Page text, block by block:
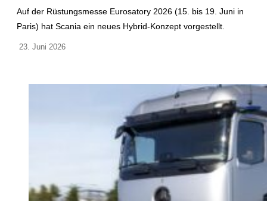
Auf der Rüstungsmesse Eurosatory 2026 (15. bis 19. Juni in
Paris) hat Scania ein neues Hybrid-Konzept vorgestellt.
23. Juni 2026